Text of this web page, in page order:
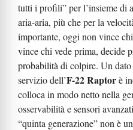
tutti i profili” per l’insieme di
aria-aria, più che per la
importante, oggi non vince
vince chi vede prima, decide
probabilità di colpire. Un
servizio dell’F-22 Raptorè
colloca in modo netto nella
osservabilità e sensori
“quinta generazione” non è